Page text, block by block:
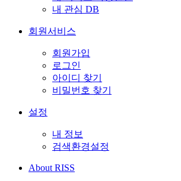
내 관심 DB
회원서비스
회원가입
로그인
아이디 찾기
비밀번호 찾기
설정
내 정보
검색환경설정
About RISS